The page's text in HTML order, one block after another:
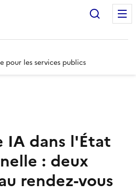
pour les services publics
IA dans l'État
: deux
rendez-vous